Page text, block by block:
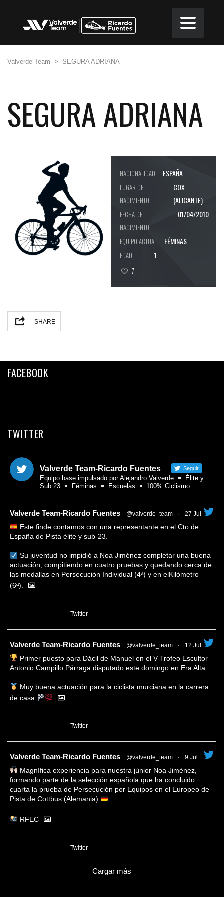
Valverde Team > SEGURA ADRIANA
SEGURA ADRIANA
NACIONALIDAD ESPAÑA
LUGAR DE
NACIMIENTO
COX
(ALICANTE)
FECHA DE
NACIMIENTO
01/04/2010
EQUIPO ACTUAL FÉMINAS
EDAD 1
7
SHARE
FACEBOOK
TWITTER
Valverde Team-Ricardo Fuentes Seguir
Equipo base impulsado por Alejandro Valverde
Élite y
Sub 23
Féminas Escuelas 100% Ciclismo
Valverde Team-Ricardo Fuentes @valverde_team · 27 Jul
Este finde contamos con una representante en el Cto de
España de Pista élite y sub-23.
Su juventud no impidió a Noa Jiménez completar una buena
actuación, compitiendo en cuatro pruebas y quedando cerca de
las medallas en Persecución Individual (4ª) y en elKilómetro
(6ª).
Twitter
Valverde Team-Ricardo Fuentes @valverde_team · 12 Jul
Primer puesto para Dácil de Manuel en el V Trofeo Escultor
Antonio Campillo Párraga disputado este domingo en Era Alta.
Muy buena actuación para la ciclista murciana en la carrera
de casa
Twitter
Valverde Team-Ricardo Fuentes @valverde_team · 9 Jul
Magnífica experiencia para nuestra júnior Noa Jiménez,
formando parte de la selección española que ha concluido
cuarta la prueba de Persecución por Equipos en el Europeo de
Pista de Cottbus (Alemania)
RFEC
Twitter
Cargar más